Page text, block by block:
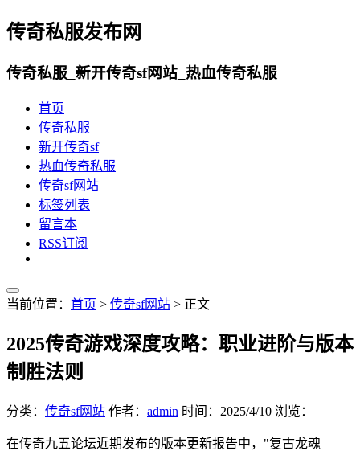
传奇私服发布网
传奇私服_新开传奇sf网站_热血传奇私服
首页
传奇私服
新开传奇sf
热血传奇私服
传奇sf网站
标签列表
留言本
RSS订阅
当前位置： 首页 > 传奇sf网站 > 正文
2025传奇游戏深度攻略：职业进阶与版本
制胜法则
分类： 传奇sf网站 作者： admin 时间： 2025/4/10 浏览：
在传奇九五论坛近期发布的版本更新报告中，"复古龙魂